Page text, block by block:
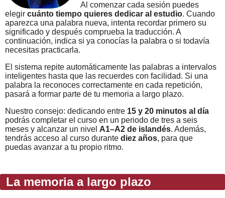
Al comenzar cada sesión puedes
elegir cuánto tiempo quieres dedicar al estudio. Cuando
aparezca una palabra nueva, intenta recordar primero su
significado y después comprueba la traducción. A
continuación, indica si ya conocías la palabra o si todavía
necesitas practicarla.
El sistema repite automáticamente las palabras a intervalos
inteligentes hasta que las recuerdes con facilidad. Si una
palabra la reconoces correctamente en cada repetición,
pasará a formar parte de tu memoria a largo plazo.
Nuestro consejo: dedicando entre 15 y 20 minutos al día
podrás completar el curso en un periodo de tres a seis
meses y alcanzar un nivel A1–A2 de islandés. Además,
tendrás acceso al curso durante diez años, para que
puedas avanzar a tu propio ritmo.
La memoria a largo plazo